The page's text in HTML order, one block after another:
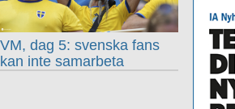
VM, dag 5: svenska fans
kan inte samarbeta